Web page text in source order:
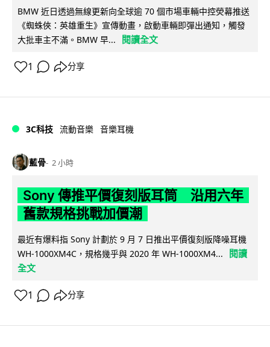
BMW 近日透過無線更新向全球逾 70 個市場車輛中控熒幕推送
《蜘蛛俠：英雄重生》宣傳動畫，啟動車輛即彈出通知，觸發
大批車主不滿。BMW 早...
閱讀全文
1 分享
3C科技 流動音樂 音樂耳機
藍骨 2 小時
Sony 傳推平價復刻版耳筒 沿用六年
舊款規格挑戰加價潮
最近有爆料指 Sony 計劃於 9 月 7 日推出平價復刻版降噪耳機
WH-1000XM4C，規格幾乎與 2020 年 WH-1000XM4...
閱讀
全文
1 分享